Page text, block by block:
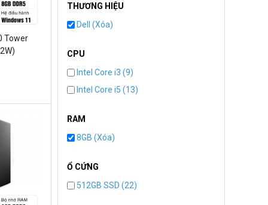
THƯƠNG HIỆU
Dell (Xóa)
CPU
Intel Core i3 (9)
Intel Core i5 (13)
RAM
8GB (Xóa)
Ổ CỨNG
512GB SSD (22)
Tower